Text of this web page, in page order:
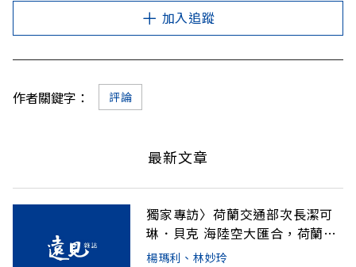
加入追蹤
作者關鍵字： 評論
最新文章
獨家專訪〉荷蘭交通部次長潔可
琳．貝克 海陸空大匯合，荷蘭成
為歐洲貨運樞紐
楊瑪利、林妙玲